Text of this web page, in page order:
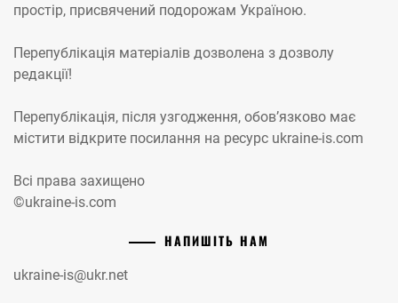
простір, присвячений подорожам Україною.
Перепублікація матеріалів дозволена з дозволу
редакції!
Перепублікація, після узгодження, обов’язково має
містити відкрите посилання на ресурс ukraine-is.com
Всі права захищено
©ukraine-is.com
НАПИШІТЬ НАМ
ukraine-is@ukr.net